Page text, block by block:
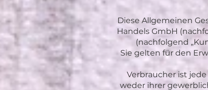
Diese Allgemeinen
Handels GmbH
(nachfolgend
Sie gelten für den
Verbraucher ist
weder ihrer